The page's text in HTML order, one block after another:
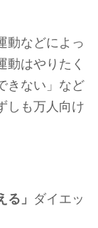
動などによっ
動はやりたく
きない」など
しも万人向け
る」 ダイエッ